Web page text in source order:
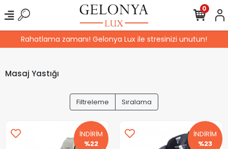
Rahatlama zamanı! Gelonya Lux ile stresinizi unutun!
0
Masaj Yastığı
Filtreleme Sıralama
İNDİRİM
%22
İNDİRİM
%23